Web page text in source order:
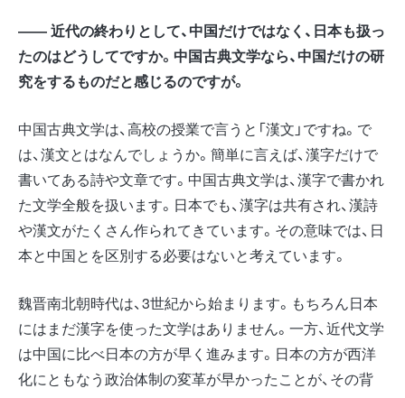
―― 近代の終わりとして、中国だけではなく、日本も扱っ
たのはどうしてですか。中国古典文学なら、中国だけの研
究をするものだと感じるのですが。
中国古典文学は、高校の授業で言うと「漢文」ですね。で
は、漢文とはなんでしょうか。簡単に言えば、漢字だけで
書いてある詩や文章です。中国古典文学は、漢字で書かれ
た文学全般を扱います。日本でも、漢字は共有され、漢詩
や漢文がたくさん作られてきています。その意味では、日
本と中国とを区別する必要はないと考えています。
魏晋南北朝時代は、3世紀から始まります。もちろん日本
にはまだ漢字を使った文学はありません。一方、近代文学
は中国に比べ日本の方が早く進みます。日本の方が西洋
化にともなう政治体制の変革が早かったことが、その背